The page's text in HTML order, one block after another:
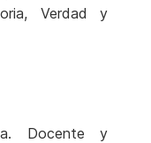
Verdad y
Docente y